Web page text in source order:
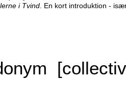
i Tvind. En kort introduktion -